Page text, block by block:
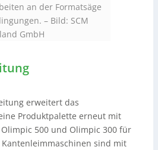
an der Formatsäge
– Bild: SCM
GmbH
erweitert das
Produktpalette erneut mit
500 und Olimpic 300 für
Kantenleimmaschinen sind mit